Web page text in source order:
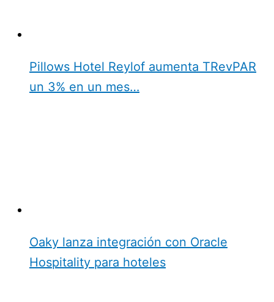
Pillows Hotel Reylof aumenta TRevPAR
un 3% en un mes…
Oaky lanza integración con Oracle
Hospitality para hoteles